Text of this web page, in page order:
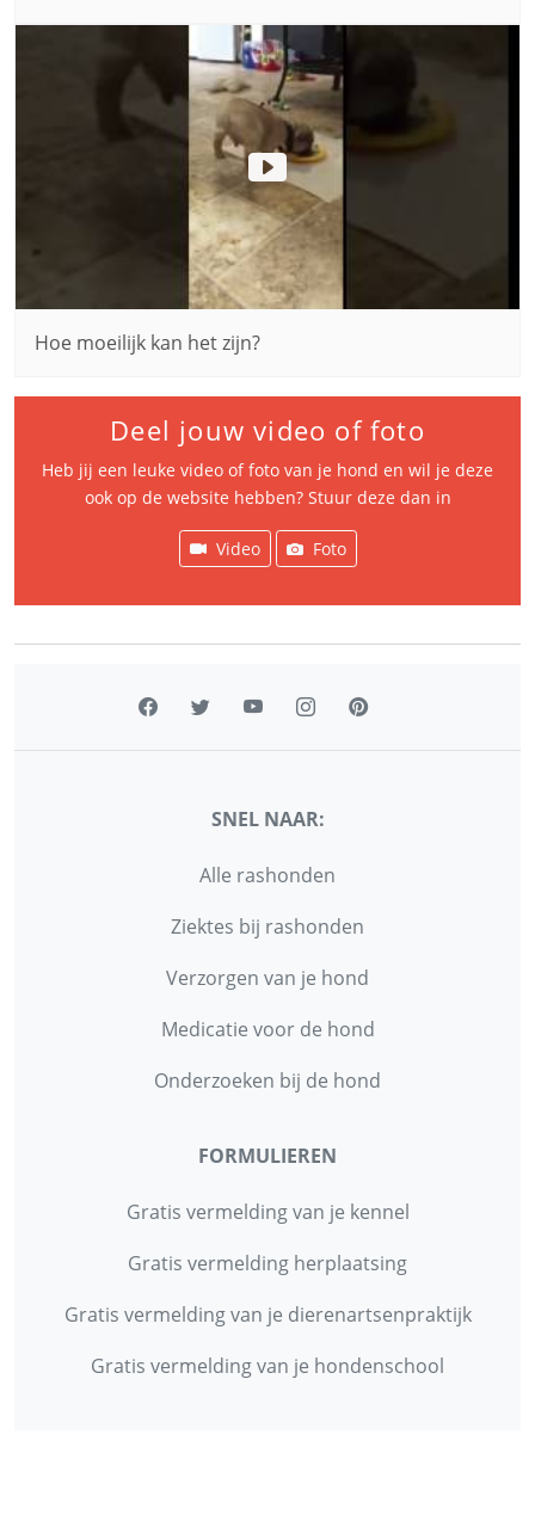
Hoe moeilijk kan het zijn?
Deel jouw video of foto
Heb jij een leuke video of foto van je hond en wil je deze
ook op de website hebben? Stuur deze dan in
Video Foto
SNEL NAAR:
Alle rashonden
Ziektes bij rashonden
Verzorgen van je hond
Medicatie voor de hond
Onderzoeken bij de hond
FORMULIEREN
Gratis vermelding van je kennel
Gratis vermelding herplaatsing
Gratis vermelding van je dierenartsenpraktijk
Gratis vermelding van je hondenschool